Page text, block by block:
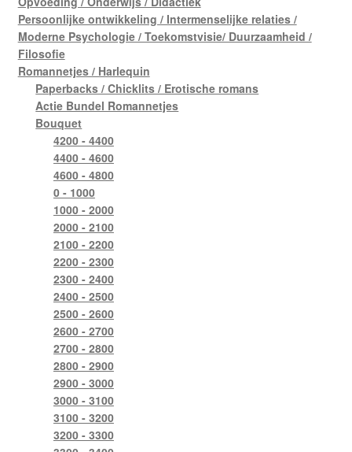
Persoonlijke ontwikkeling / Intermenselijke relaties /
Moderne Psychologie / Toekomstvisie/ Duurzaamheid /
Filosofie
Romannetjes / Harlequin
Paperbacks / Chicklits / Erotische romans
Actie Bundel Romannetjes
Bouquet
4200 - 4400
4400 - 4600
4600 - 4800
0 - 1000
1000 - 2000
2000 - 2100
2100 - 2200
2200 - 2300
2300 - 2400
2400 - 2500
2500 - 2600
2600 - 2700
2700 - 2800
2800 - 2900
2900 - 3000
3000 - 3100
3100 - 3200
3200 - 3300